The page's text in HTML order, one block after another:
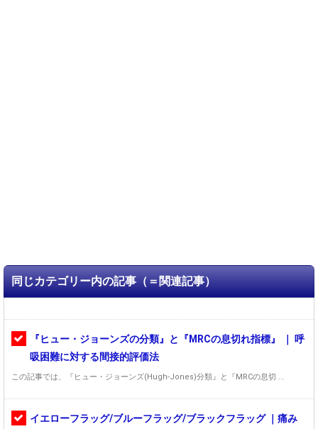
同じカテゴリー内の記事（＝関連記事）
『ヒュー・ジョーンズの分類』と『MRCの息切れ指標』 ｜ 呼
吸困難に対する間接的評価法
この記事では、『ヒュー・ジョーンズ(Hugh-Jones)分類』と『MRCの息切 ...
イエローフラッグ/ブルーフラッグ/ブラックフラッグ ｜痛み